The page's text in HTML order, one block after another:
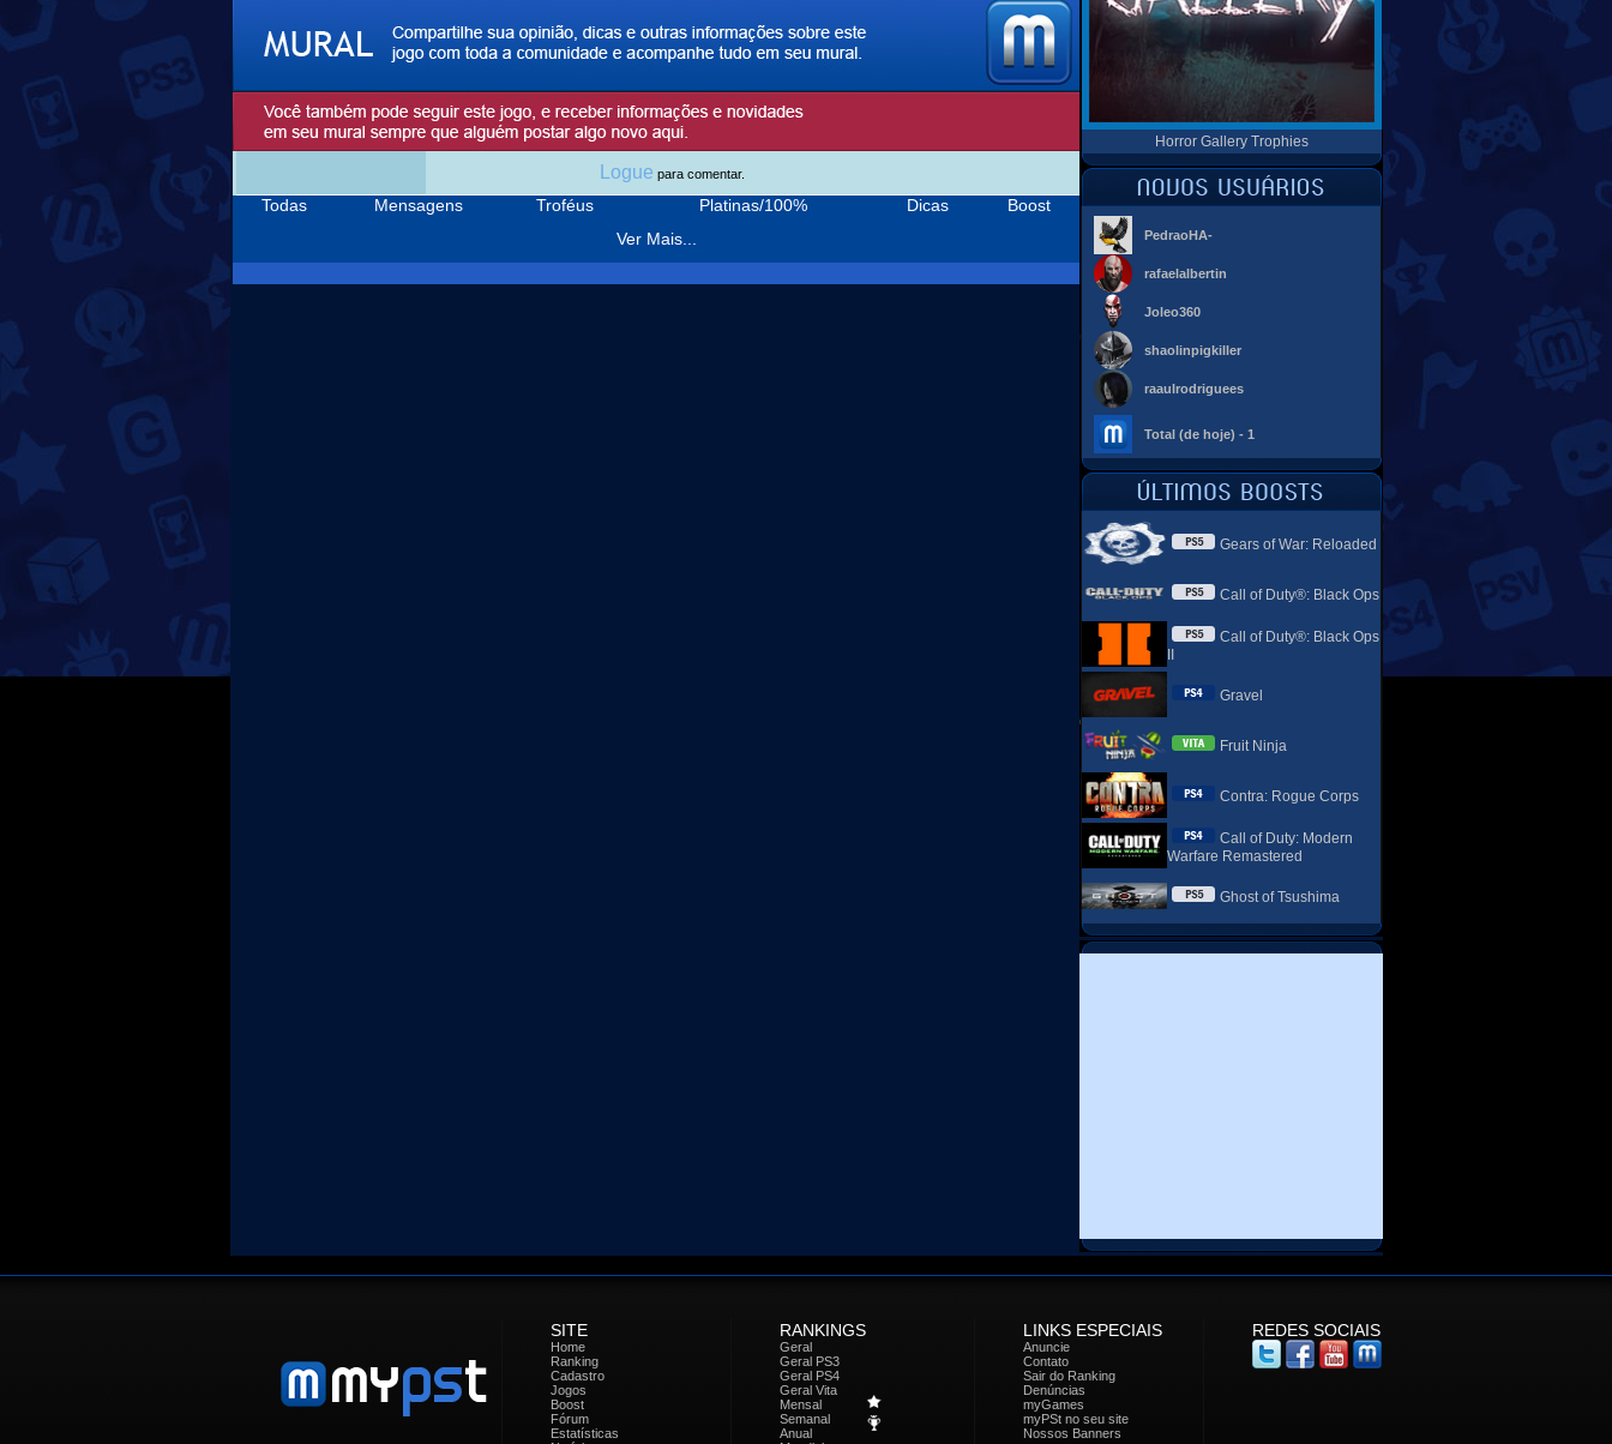
Logue para comentar.
Todas Mensagens Troféus Platinas/100% Dicas
Boost
Ver Mais...
Horror Gallery Trophies
PedraoHA-
rafaelalbertin
Joleo360
shaolinpigkiller
raaulrodriguees
Total (de hoje) - 1
Gears of War: Reloaded
Call of Duty®: Black Ops
Call of Duty®: Black Ops
Gravel
Fruit Ninja
Contra: Rogue Corps
Call of Duty: Modern
Warfare Remastered
Ghost of Tsushima
SITE RANKINGS LINKS ESPECIAIS REDES SOCIAIS
Home
Ranking
Cadastro
Jogos
Boost
Fórum
Estatísticas
Geral
Geral PS3
Geral PS4
Geral Vita
Mensal
Semanal
Anual
Anuncie
Contato
Sair do Ranking
Denúncias
myGames
myPSt no seu site
Nossos Banners